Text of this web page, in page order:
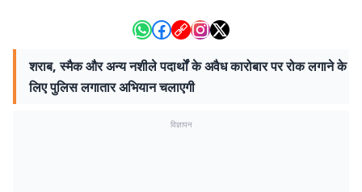
शराब, स्मैक और अन्य नशीले पदार्थों के अवैध कारोबार पर रोक लगाने के
लिए पुलिस लगातार अभियान चलाएगी
विज्ञापन